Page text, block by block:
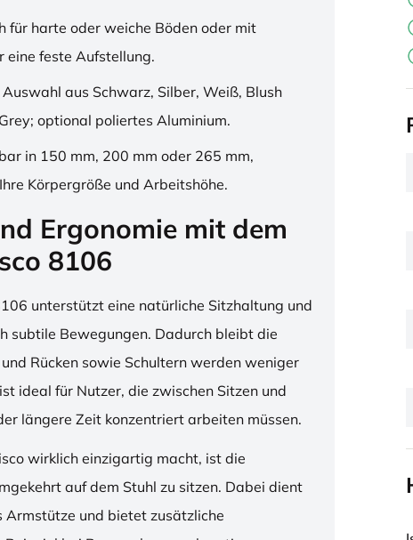
für harte oder weiche Böden oder mit
eine feste Aufstellung.
aus Schwarz, Silber, Weiß, Blush
optional poliertes Aluminium.
in 150 mm, 200 mm oder 265 mm,
Körpergröße und Arbeitshöhe.
Ergonomie mit dem
8106
unterstützt eine natürliche Sitzhaltung und
subtile Bewegungen. Dadurch bleibt die
Rücken sowie Schultern werden weniger
ideal für Nutzer, die zwischen Sitzen und
längere Zeit konzentriert arbeiten müssen.
wirklich einzigartig macht, ist die
auf dem Stuhl zu sitzen. Dabei dient
Armstütze und bietet zusätzliche